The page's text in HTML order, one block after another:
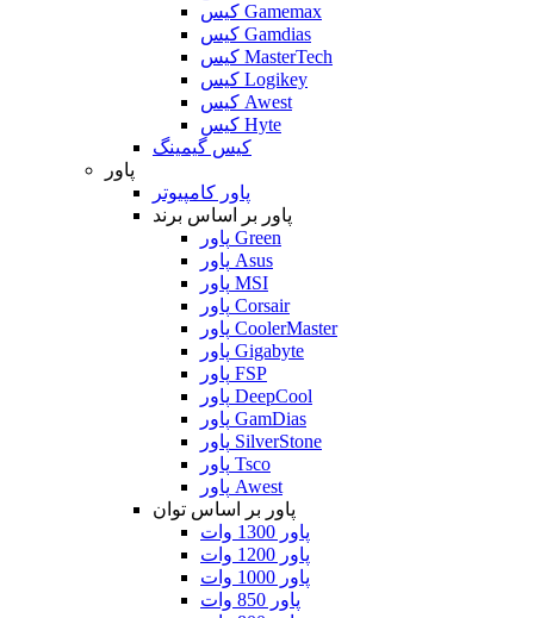
کیس Gamemax
کیس Gamdias
کیس MasterTech
کیس Logikey
کیس Awest
کیس Hyte
کیس گیمینگ
پاور
پاور کامپیوتر
پاور بر اساس برند
پاور Green
پاور Asus
پاور MSI
پاور Corsair
پاور CoolerMaster
پاور Gigabyte
پاور FSP
پاور DeepCool
پاور GamDias
پاور SilverStone
پاور Tsco
پاور Awest
پاور بر اساس توان
پاور 1300 وات
پاور 1200 وات
پاور 1000 وات
پاور 850 وات